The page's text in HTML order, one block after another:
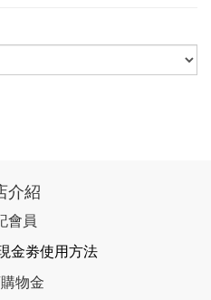
介紹
會員
金劵使用方法
物金